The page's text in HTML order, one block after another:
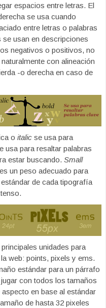
espacios entre letras. El
se usa cuando
entre letras o palabras
usan en descripciones
negativos o positivos, no
con alineación
-o derecha en caso de
o italic se usa para
usa para resaltar palabras
estar buscando. Small
un peso adecuado para
de cada tipografía
unidades para
web: points, pixels y ems.
estándar para un párrafo
con todos los tamaños
en base al estándar
de hasta 32 pixeles